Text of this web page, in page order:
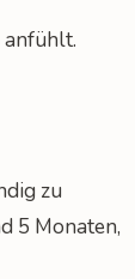
anfühlt.
zu
5 Monaten,